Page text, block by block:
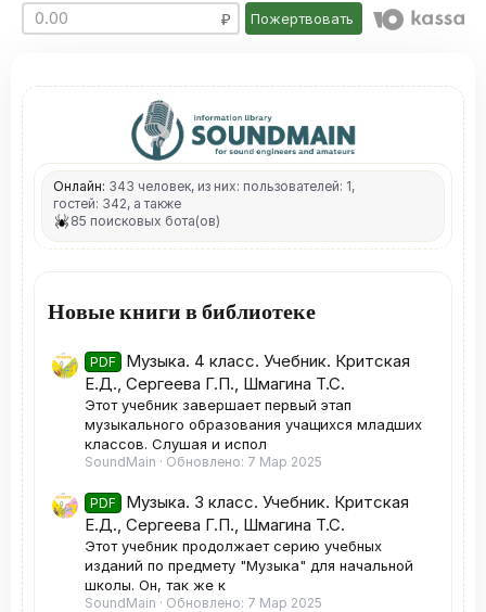
Пожертвовать
Онлайн: 343 человек, из них: пользователей: 1,
гостей: 342, а также
85 поисковых бота(ов)
Новые книги в библиотеке
PDF
Музыка. 4 класс. Учебник. Критская
Е.Д., Сергеева Г.П., Шмагина Т.С.
Этот учебник завершает первый этап
музыкального образования учащихся младших
классов. Слушая и испол
SoundMain Обновлено: 7 Мар 2025
PDF
Музыка. 3 класс. Учебник. Критская
Е.Д., Сергеева Г.П., Шмагина Т.С.
Этот учебник продолжает серию учебных
изданий по предмету "Музыка" для начальной
школы. Он, так же к
SoundMain Обновлено: 7 Мар 2025